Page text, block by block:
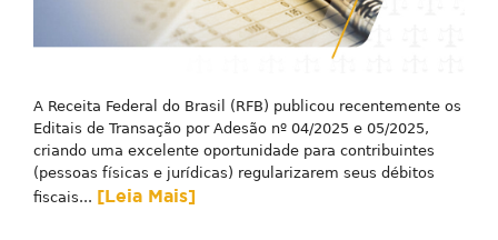
A Receita Federal do Brasil (RFB) publicou recentemente os
Editais de Transação por Adesão nº 04/2025 e 05/2025,
criando uma excelente oportunidade para contribuintes
(pessoas físicas e jurídicas) regularizarem seus débitos
fiscais... [Leia Mais]